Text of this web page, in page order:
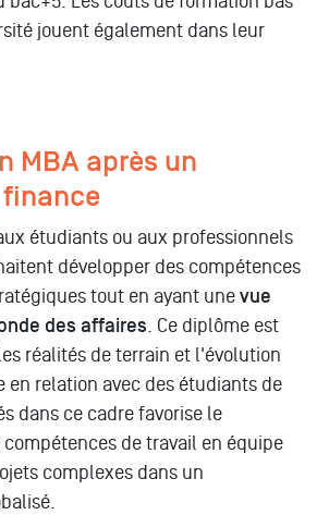
jouent également dans leur
MBA après un
étudiants ou aux professionnels
développer des compétences
tout en ayant une vue
des affaires. Ce diplôme est
réalités de terrain et l'évolution
en relation avec des étudiants de
dans ce cadre favorise le
de travail en équipe
complexes dans un